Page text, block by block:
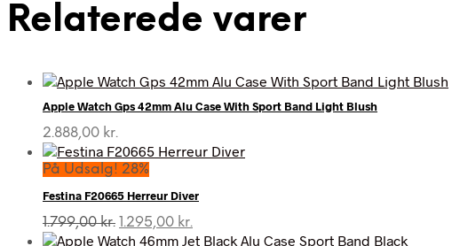
Relaterede varer
Apple Watch Gps 42mm Alu Case With Sport Band Light Blush
2.888,00 kr.
På Udsalg! 28%
Festina F20665 Herreur Diver
1.799,00kr. Den
oprindelige
1.295,00 kr.
aktuelle